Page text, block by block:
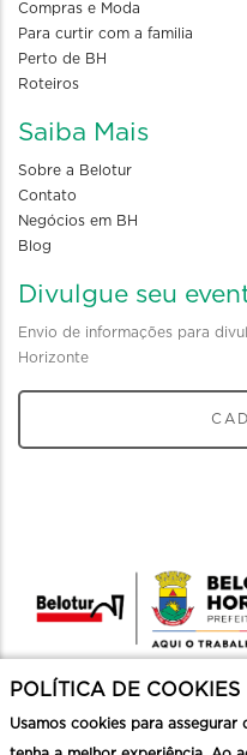
Compras e Moda
Para curtir com a familia
Perto de BH
Roteiros
Saiba Mais
Sobre a Belotur
Contato
Negócios em BH
Blog
Divulgue seu
Envio de informações para
Horizonte
POLÍTICA DE COOKIES
Usamos cookies para assegurar